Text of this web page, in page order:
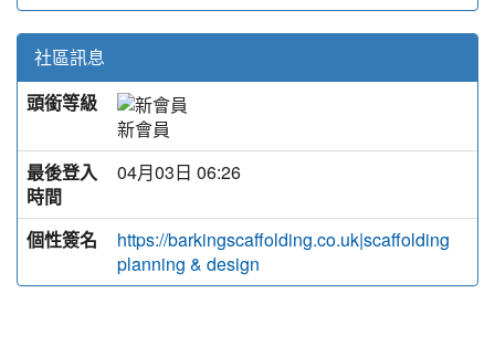
社區訊息
頭銜等級
新會員
最後登入
時間
04月03日 06:26
個性簽名
https://barkingscaffolding.co.uk|scaffolding
planning & design